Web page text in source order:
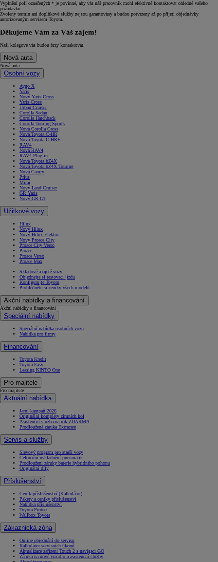
Vyplnění polí označených * je povinné, aby vás náš pracovník mohl efektivně kontaktovat ohledně vašeho
požadavku.
Zvolený termín ani doplňkové služby nejsou garantovány a budou potvrzeny až po přijetí objednávky
autorizovaným servisem Toyota.
Děkujeme Vám za Váš zájem!
Naši kolegové vás budou brzy kontaktovat.
Nová auta
Nová auta
Osobní vozy
Aygo X
Yaris
Nový Yaris Cross
Yaris Cross
Urban Cruiser
Corolla Sedan
Corolla Hatchback
Corolla Touring Sports
Nová Corolla Cross
Nová Toyota C-HR
Nová Toyota C-HR+
RAV4
Nová RAV4
RAV4 Plug-in
Nová Toyota bZ4X
Nová Toyota bZ4X Touring
Nová Camry
Prius
Mirai
Nový Land Cruiser
GR Yaris
Nový GR GT
Užitkové vozy
Hilux
Nový Hilux
Nový Hilux Elektro
Nový Proace City
Proace City Verso
Proace
Proace Verso
Proace Max
Skladové a ojeté vozy
Objednejte si testovací jízdu
Konfigurujte Toyotu
Prohlédněte si ceníky všech modelů
Akční nabídky a financování
Akční nabídky a financování
Speciální nabídky
Speciální nabídka osobních vozů
Nabídka pro firmy
Financování
Toyota Kredit
Toyota Easy
Leasing KINTO One
Pro majitele
Pro majitele
Aktuální nabídka
Jarní kampaň 2026
Originální komplety zimních kol
Asistenční služba na rok ZDARMA
Prodloužená záruka Extracare
Servis a služby
Slevový program pro starší vozy
Celoroční uskladnění pneumatik
Prodloužení záruky baterie hybridního pohonu
Originální díly
Příslušenství
Ceník příslušenství (Kalkulátor)
Pakety a ceníky příslušenství
Nabídka příslušenství
Toyota Protect
Wallbox Toyota
Zákaznická zóna
Online objednání do servisu
Kalkulátor servisních úkonů
Aktualizace zařízení Touch 2 s navigací GO
Záruka na nové vozidlo a asistenční služby